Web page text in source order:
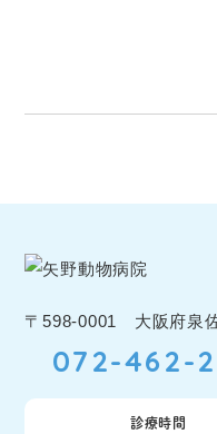
〒598-0001 大阪府泉
072-462-
診療時間